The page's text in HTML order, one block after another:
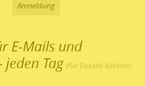
Anmeldung
E-Mails und
jeden Tag